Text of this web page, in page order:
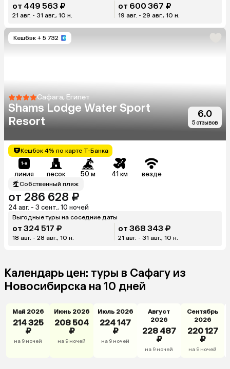
от 449 563 ₽
21 авг. - 31 авг., 10 н.
от 600 367 ₽
19 авг. - 29 авг., 10 н.
Кешбэк + 5 732
Сафага, Египет
Shams Lodge Water Sport
Resort
6.0
5 отзывов
Кешбэк 4% по карте Т-Банка
линия песок 50 м 41 км везде
Собственный пляж
от 286 628 ₽
24 авг. - 3 сент., 10 ночей
Выгодные туры на соседние даты
от 324 517 ₽
18 авг. - 28 авг., 10 н.
от 368 343 ₽
21 авг. - 31 авг., 10 н.
Календарь цен: туры в Сафагу из
Новосибирска на 10 дней
Май 2026
214 325
₽
на 9 ночей
Июнь 2026
208 504
₽
на 9 ночей
Июль 2026
224 147
₽
на 9 ночей
Август
2026
228 487
₽
на 9 ночей
Сентябрь
2026
220 127
₽
на 9 ночей